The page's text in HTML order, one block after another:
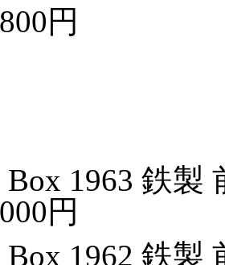
円
Box 1963 鉄
円
Box 1962 鉄